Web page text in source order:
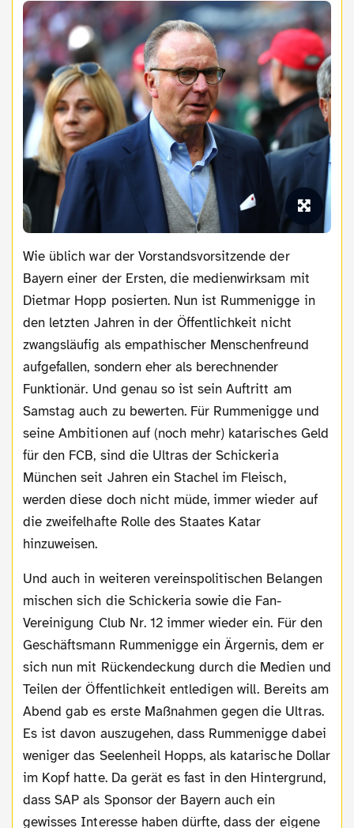
Wie üblich war der Vorstandsvorsitzende der
Bayern einer der Ersten, die medienwirksam mit
Dietmar Hopp posierten. Nun ist Rummenigge in
den letzten Jahren in der Öffentlichkeit nicht
zwangsläufig als empathischer Menschenfreund
aufgefallen, sondern eher als berechnender
Funktionär. Und genau so ist sein Auftritt am
Samstag auch zu bewerten. Für Rummenigge und
seine Ambitionen auf (noch mehr) katarisches Geld
für den FCB, sind die Ultras der Schickeria
München seit Jahren ein Stachel im Fleisch,
werden diese doch nicht müde, immer wieder auf
die zweifelhafte Rolle des Staates Katar
hinzuweisen.
Und auch in weiteren vereinspolitischen Belangen
mischen sich die Schickeria sowie die Fan-
Vereinigung Club Nr. 12 immer wieder ein. Für den
Geschäftsmann Rummenigge ein Ärgernis, dem er
sich nun mit Rückendeckung durch die Medien und
Teilen der Öffentlichkeit entledigen will. Bereits am
Abend gab es erste Maßnahmen gegen die Ultras.
Es ist davon auszugehen, dass Rummenigge dabei
weniger das Seelenheil Hopps, als katarische Dollar
im Kopf hatte. Da gerät es fast in den Hintergrund,
dass SAP als Sponsor der Bayern auch ein
gewisses Interesse haben dürfte, dass der eigene